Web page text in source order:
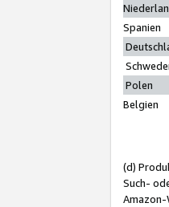
Spanien
Polen
Belgien
(d)
Such-
Amazon-